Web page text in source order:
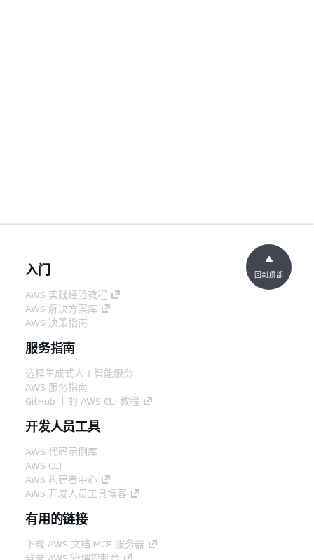
入门
AWS 实践经验教程
AWS 解决方案库
AWS 决策指南
服务指南
选择生成式人工智能服务
AWS 服务指南
GitHub 上的 AWS CLI 教程
开发人员工具
AWS 代码示例库
AWS CLI
AWS 构建者中心
AWS 开发人员工具博客
有用的链接
下载 AWS 文档 MCP 服务器
登录 AWS 管理控制台
回到顶部